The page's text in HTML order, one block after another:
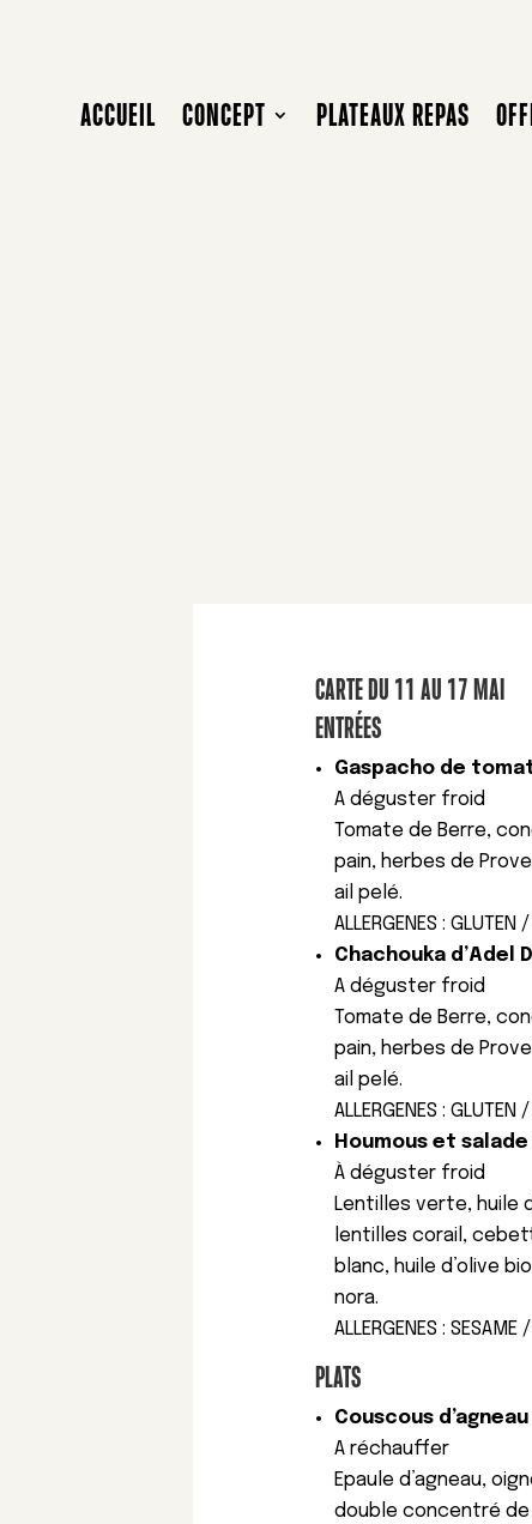
ACCUEIL CONCEPT PLATEAUX REPAS
CARTE DU 11 AU 17 MAI
ENTRÉES
Gaspacho de
A déguster froid
Tomate de Berre,
pain, herbes de
ail pelé.
ALLERGENES : GLUTEN
Chachouka d’Adel
A déguster froid
Tomate de Berre,
pain, herbes de
ail pelé.
ALLERGENES : GLUTEN
Houmous et
À déguster froid
Lentilles verte, huile
lentilles corail,
blanc, huile d’olive
nora.
ALLERGENES : SESAME
PLATS
Couscous
A réchauffer
Epaule d’agneau,
double concentré de